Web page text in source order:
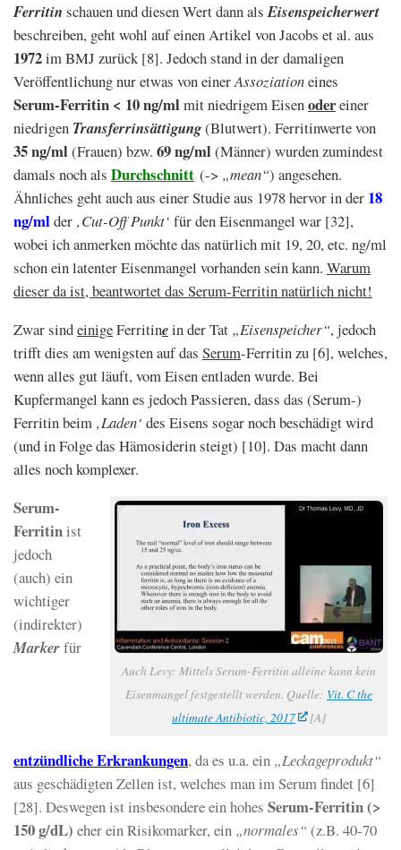
Ferritin schauen und diesen Wert dann alsEisenspeicherwert
beschreiben, geht wohl auf einen Artikel von Jacobs et al. aus
1972im BMJ zurück [8]. Jedoch stand in der damaligen
Veröffentlichung nur etwas von einerAssoziationeines
Serum-Ferritin < 10 ng/ml mit niedrigem Eisenodereiner
niedrigen Transferrinsättigung(Blutwert). Ferritinwerte von
35 ng/ml (Frauen) bzw. 69 ng/ml (Männer) wurden zumindest
damals noch als Durchschnitt (-> „mean“) angesehen.
Ähnliches geht auch aus einer Studie aus 1978 hervor in der 18
ng/mlder ‚Cut-Off Punkt‘ für den Eisenmangel war [32],
wobei ich anmerken möchte das natürlich mit 19, 20, etc. ng/ml
schon ein latenter Eisenmangel vorhanden sein kann. Warum
dieser da ist, beantwortet das Serum-Ferritin natürlich nicht!
Zwar sindeinigeFerritinein der Tat „Eisenspeicher“, jedoch
trifft dies am wenigsten auf das Serum-Ferritin zu [6], welches,
wenn alles gut läuft, vom Eisen entladen wurde. Bei
Kupfermangel kann es jedoch Passieren, dass das (Serum-)
Ferritin beim ‚Laden‘ des Eisens sogar noch beschädigt wird
(und in Folge das Hämosiderinsteigt) [10]. Das macht dann
alles noch komplexer.
Auch Levy: Mittels Serum-Ferritin alleine kann kein
Eisenmangel festgestellt werden. Quelle: Vit. C the
ultimate Antibiotic, 2017
[A]
Serum-
Ferritinist
jedoch
(auch) ein
wichtiger
(indirekter)
Markerfür
entzündliche Erkrankungen, da es u.a. ein „Leckageprodukt“
aus geschädigten Zellen ist, welches man im Serum findet [6]
[28]. Deswegen ist insbesondere ein hohes Serum-Ferritin (>
150 g/dL) eher ein Risikomarker, ein „normales“(z.B. 40-70